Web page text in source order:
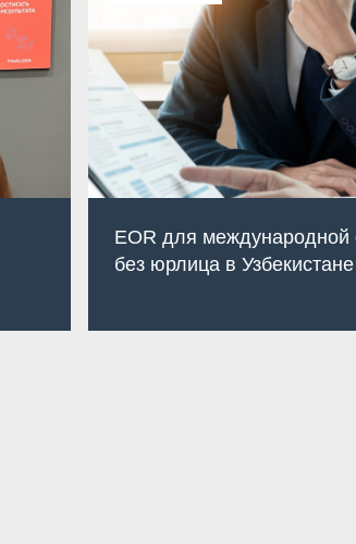
EOR для международной
без юрлица в Узбекистане